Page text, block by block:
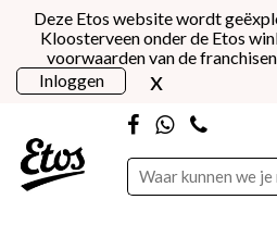
Deze Etos website wordt
Kloosterveen onder de Etos
voorwaarden van de
Inloggen
x